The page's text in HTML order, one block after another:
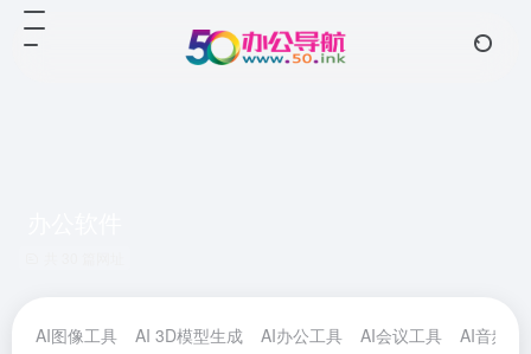
AI图像工具 AI 3D模型生成 AI办公工具 AI会议工具
AI音频工